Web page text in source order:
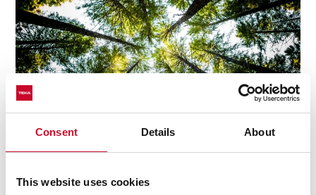
Consent Details About
This website uses cookiesIluminación LED